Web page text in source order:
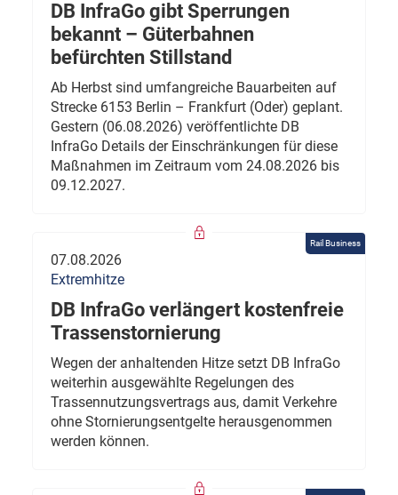
DB InfraGo gibt Sperrungen
bekannt – Güterbahnen
befürchten Stillstand
Ab Herbst sind umfangreiche Bauarbeiten auf
Strecke 6153 Berlin – Frankfurt (Oder) geplant.
Gestern (06.08.2026) veröffentlichte DB
InfraGo Details der Einschränkungen für diese
Maßnahmen im Zeitraum vom 24.08.2026 bis
09.12.2027.
Rail Business
07.08.2026
Extremhitze
DB InfraGo verlängert kostenfreie
Trassenstornierung
Wegen der anhaltenden Hitze setzt DB InfraGo
weiterhin ausgewählte Regelungen des
Trassennutzungsvertrags aus, damit Verkehre
ohne Stornierungsentgelte herausgenommen
werden können.